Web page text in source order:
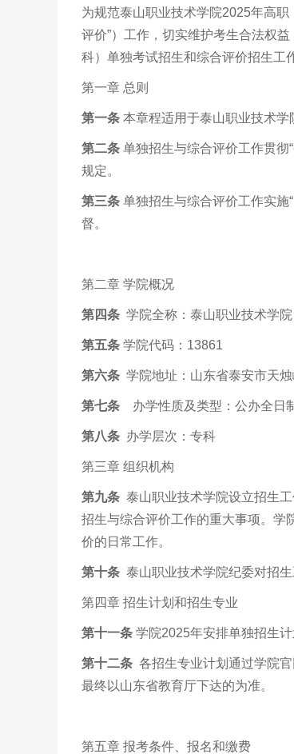
为规范泰山职业技术学院2025年高职
评价”）工作，切实维护考生合法权
科）单独考试招生和综合评价招生工
第一章 总则
第一条 本章程适用于泰山职业技术学
第二条 单独招生与综合评价工作贯彻
规定。
第三条 单独招生与综合评价工作实施
督。
第二章 学院概况
第四条 学院全称：泰山职业技术学院
第五条 学院代码：13861
第六条 学院地址：山东省泰安市天
第七条 办学性质及类型：公办全日
第八条 办学层次：专科
第三章 组织机构
第九条 泰山职业技术学院设立招生
招生与综合评价工作的重大事项。学
价的日常工作。
第十条 泰山职业技术学院纪委对招
第四章 招生计划和招生专业
第十一条 学院2025年安排单独招生
第十二条 各招生专业计划通过学院
最终以山东省教育厅下达的为准。
第五章 报考条件、报名和缴费